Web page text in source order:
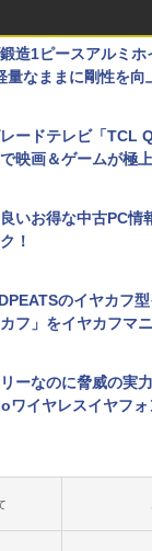
造1ピースアルミ
量なままに剛性を向
ードテレビ「TCL
映画＆ゲームが極
いお得な中古PC情
！
のイヤカフ
フ」をイヤカフマ
ーなのに脅威の実
ワイヤレスイヤフ